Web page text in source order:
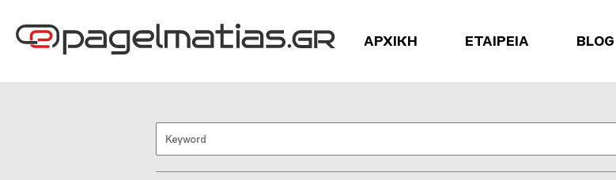
ΑΡΧΙΚΗ ΕΤΑΙΡΕΙΑ BLOG